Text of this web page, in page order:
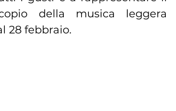
della musica leggera
28 febbraio.